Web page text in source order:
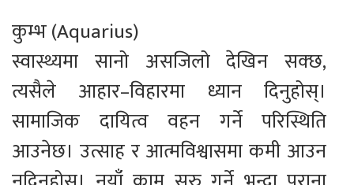
कुम्भ (Aquarius)
स्वास्थ्यमा सानो असजिलो देखिन सक्छ,
त्यसैले आहार–विहारमा ध्यान दिनुहोस्।
सामाजिक दायित्व वहन गर्ने परिस्थिति
आउनेछ। उत्साह र आत्मविश्वासमा कमी आउन